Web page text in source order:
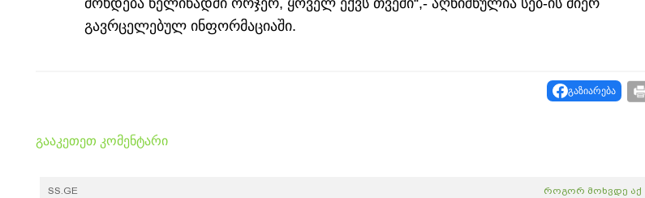
მოხდება წელიწადში ორჯერ, ყოველ ექვს თვეში“,- აღნიშნულია სებ-ის მიერ
გავრცელებულ ინფორმაციაში.
გაზიარება
გააკეთეთ კომენტარი
SS.GE როგორ მოხვდე აქ